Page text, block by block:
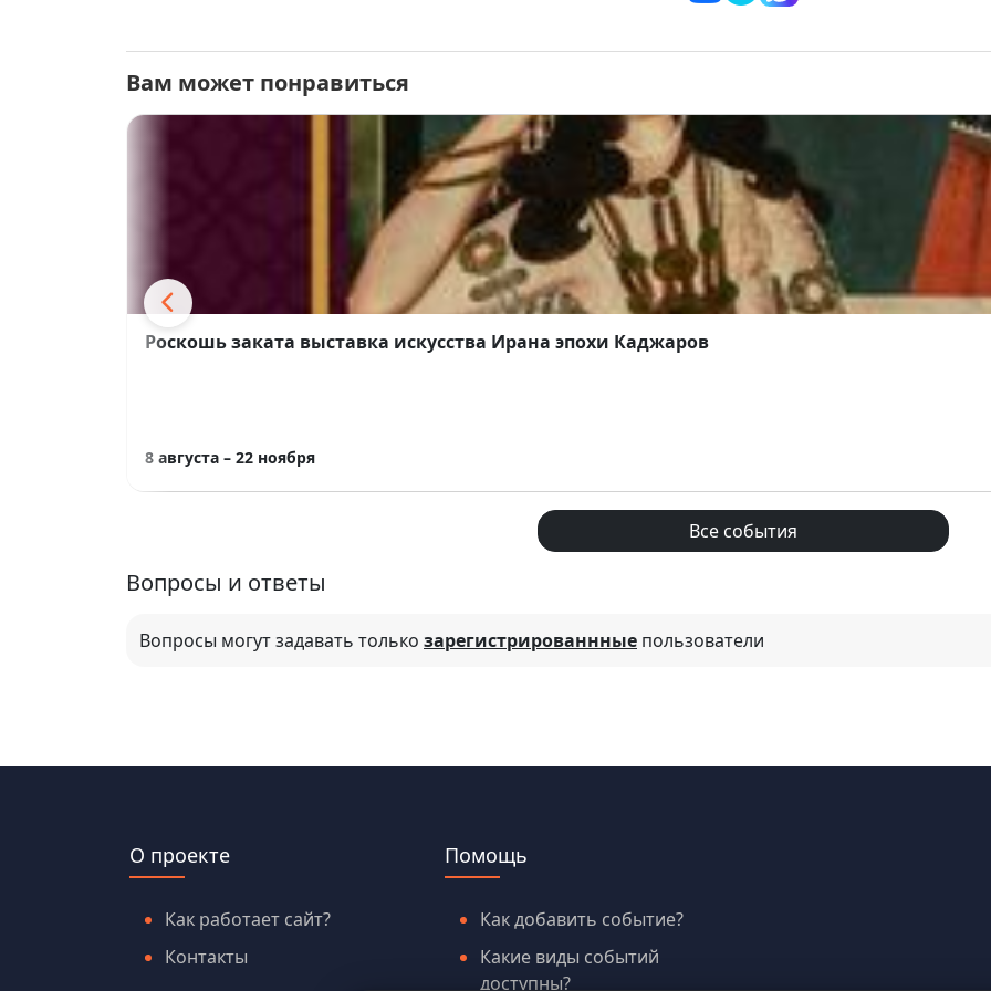
Приходите увидеть архитектуру авангарда в необычном формате —через стежки и ткань.
Вам может понравиться
Роскошь заката выставка искусства Ирана эпохи Каджаров
8 августа – 22 ноября
Все события
Вопросы и ответы
Вопросы могут задавать только зарегистрированнные пользователи
О проекте
Как работает сайт?
Контакты
Помощь
Как добавить событие?
Какие виды событий
доступны?